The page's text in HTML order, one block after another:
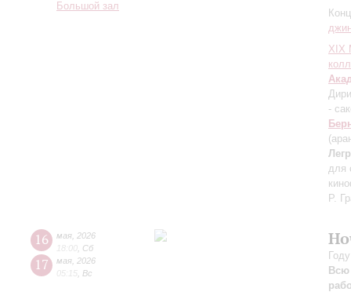
Большой зал
XIХ
-
для
Р.
16 мая 2026
18:00 Сб
17 мая 2026
05:15
Вс
Всю